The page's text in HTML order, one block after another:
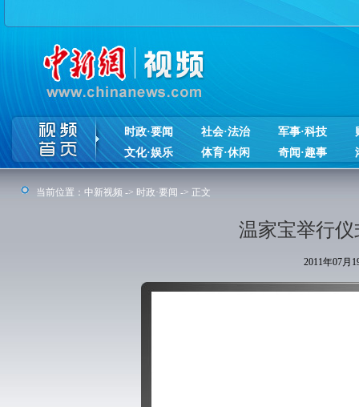
时政·要闻 社会·法治 军事·科技
文化·娱乐
体育·休闲 奇闻·趣事
当前位置： 中新视频 -> 时政·要闻 -> 正文
温家宝举行
2011年07月